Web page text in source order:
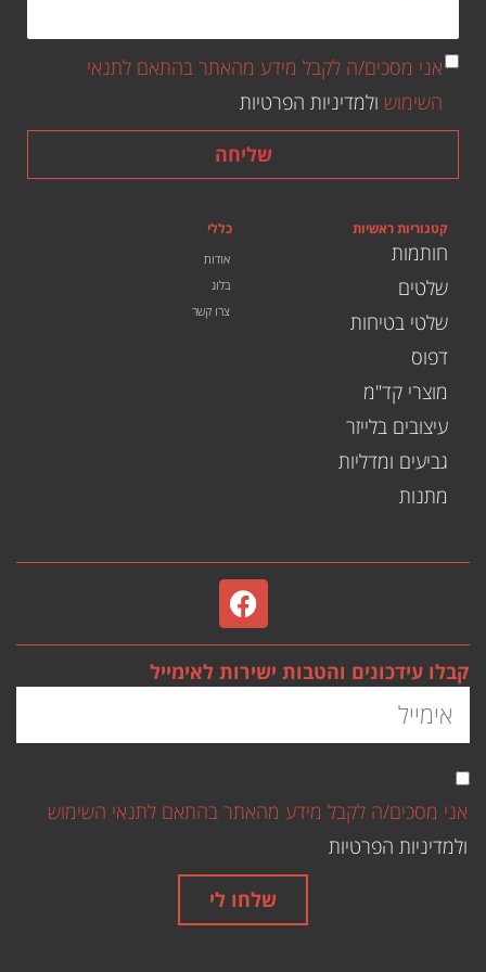
אני מסכים/ה לקבל מידע מהאתר בהתאם לתנאי
השימוש ולמדיניות הפרטיות
שליחה
קטגוריות ראשיות
חותמות
שלטים
שלטי בטיחות
דפוס
מוצרי קד"מ
עיצובים בלייזר
גביעים ומדליות
מתנות
כללי
אודות
בלוג
צרו קשר
קבלו עידכונים והטבות ישירות לאימייל
אני מסכים/ה לקבל מידע מהאתר בהתאם לתנאי השימוש
ולמדיניות הפרטיות
שלחו לי